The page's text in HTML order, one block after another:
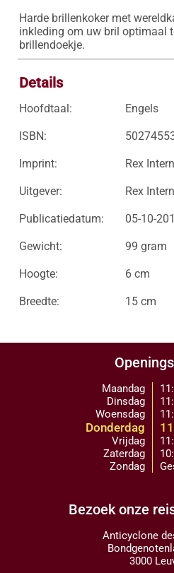
Harde brillenkoker met
inkleding om uw bril optimaal
brillendoekje.
Details
Hoofdtaal: Engels
ISBN:
Imprint: Rex
Uitgever: Rex
Publicatiedatum: 05-10-
Gewicht: 99 gram
Hoogte: 6 cm
Breedte: 15 cm
Maandag
Dinsdag
Woensdag
Donderdag
Vrijdag
Zaterdag
Zondag
Bezoek onze
Anticyclone
3000